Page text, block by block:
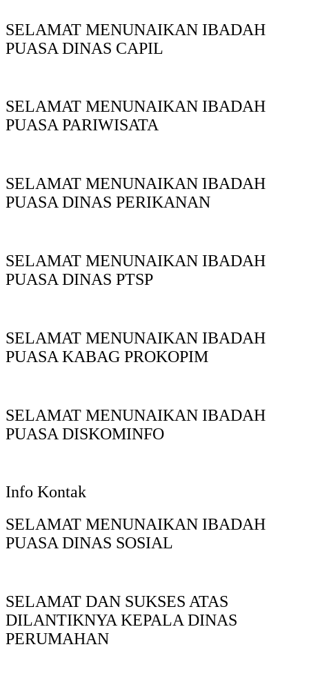
SELAMAT MENUNAIKAN IBADAH
PUASA DINAS CAPIL
SELAMAT MENUNAIKAN IBADAH
PUASA PARIWISATA
SELAMAT MENUNAIKAN IBADAH
PUASA DINAS PERIKANAN
SELAMAT MENUNAIKAN IBADAH
PUASA DINAS PTSP
SELAMAT MENUNAIKAN IBADAH
PUASA KABAG PROKOPIM
SELAMAT MENUNAIKAN IBADAH
PUASA DISKOMINFO
Info Kontak
SELAMAT MENUNAIKAN IBADAH
PUASA DINAS SOSIAL
SELAMAT DAN SUKSES ATAS
DILANTIKNYA KEPALA DINAS
PERUMAHAN